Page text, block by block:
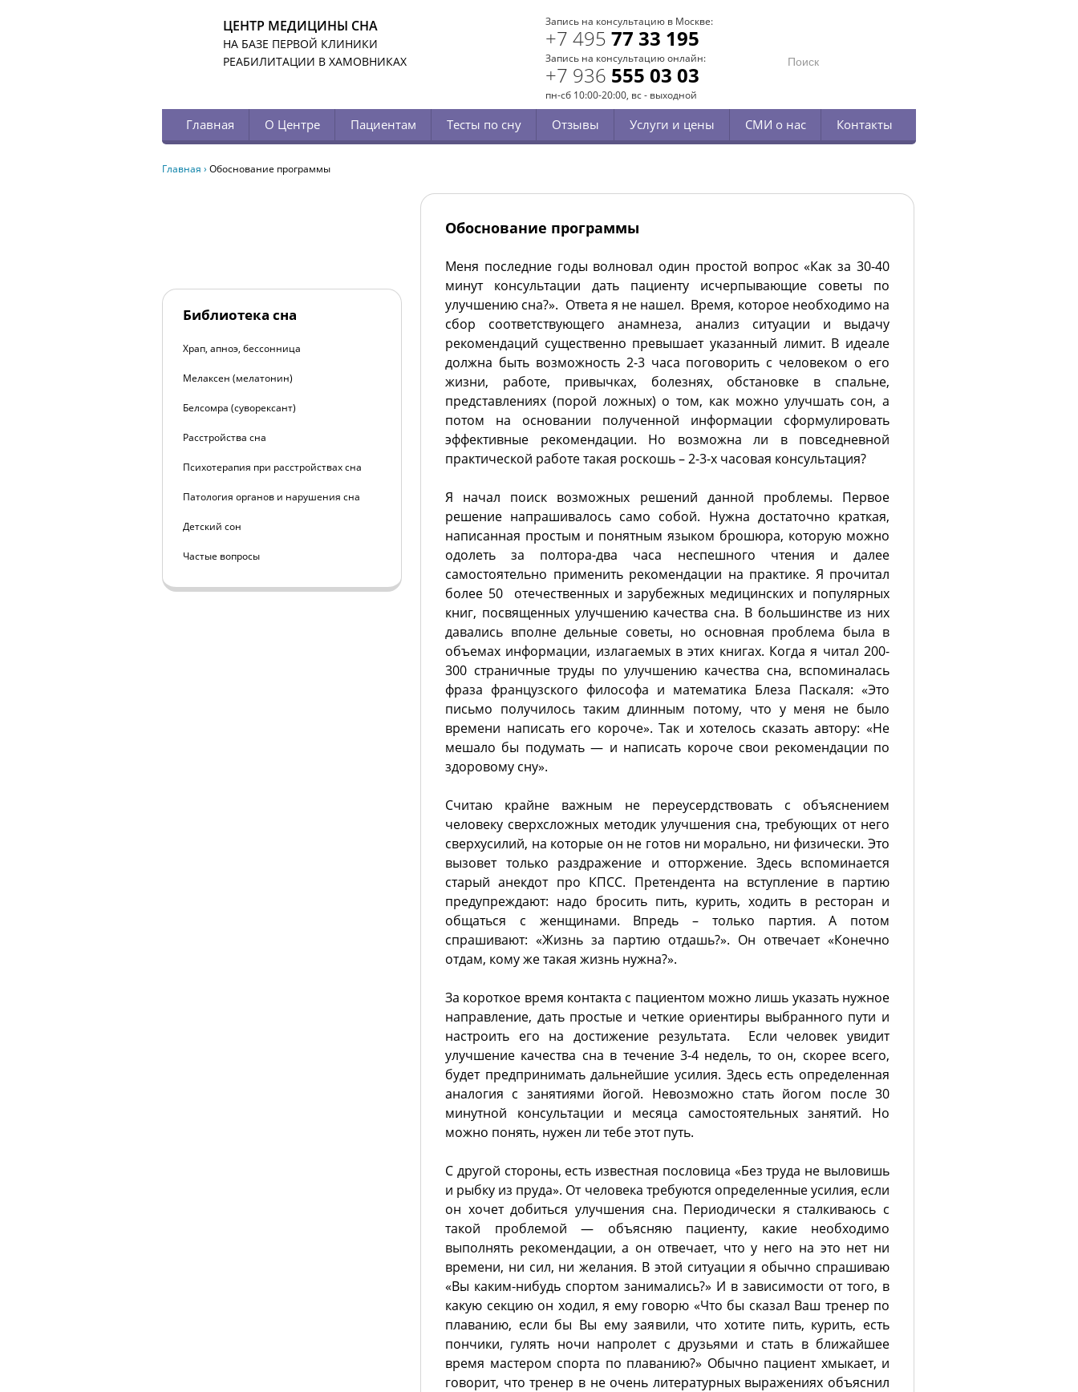
ЦЕНТР МЕДИЦИНЫ СНА
НА БАЗЕ ПЕРВОЙ КЛИНИКИ
РЕАБИЛИТАЦИИ В ХАМОВНИКАХ
Запись на консультацию в Москве:
+7 495 77 33 195
Запись на консультацию онлайн:
+7 936 555 03 03
пн-сб 10:00-20:00, вс - выходной
Главная О Центре Пациентам Тесты по сну Отзывы Услуги и цены СМИ о нас Контакты
Главная › Обоснование программы
Обоснование программы
Меня последние годы волновал один простой вопрос «Как за 30-40
минут консультации дать пациенту исчерпывающие советы по
улучшению сна?». Ответа я не нашел. Время, которое необходимо на
сбор соответствующего анамнеза, анализ ситуации и выдачу
рекомендаций существенно превышает указанный лимит. В идеале
должна быть возможность 2-3 часа поговорить с человеком о его
жизни, работе, привычках, болезнях, обстановке в спальне,
представлениях (порой ложных) о том, как можно улучшать сон, а
потом на основании полученной информации сформулировать
эффективные рекомендации. Но возможна ли в повседневной
практической работе такая роскошь – 2-3-х часовая консультация?
Я начал поиск возможных решений данной проблемы. Первое
решение напрашивалось само собой. Нужна достаточно краткая,
написанная простым и понятным языком брошюра, которую можно
одолеть за полтора-два часа неспешного чтения и далее
самостоятельно применить рекомендации на практике. Я прочитал
более 50 отечественных и зарубежных медицинских и популярных
книг, посвященных улучшению качества сна. В большинстве из них
давались вполне дельные советы, но основная проблема была в
объемах информации, излагаемых в этих книгах. Когда я читал 200-
300 страничные труды по улучшению качества сна, вспоминалась
фраза французского философа и математика Блеза Паскаля: «Это
письмо получилось таким длинным потому, что у меня не было
времени написать его короче». Так и хотелось сказать автору: «Не
мешало бы подумать — и написать короче свои рекомендации по
здоровому сну».
Считаю крайне важным не переусердствовать с объяснением
человеку сверхсложных методик улучшения сна, требующих от него
сверхусилий, на которые он не готов ни морально, ни физически. Это
вызовет только раздражение и отторжение. Здесь вспоминается
старый анекдот про КПСС. Претендента на вступление в партию
предупреждают: надо бросить пить, курить, ходить в ресторан и
общаться с женщинами. Впредь – только партия. А потом
спрашивают: «Жизнь за партию отдашь?». Он отвечает «Конечно
отдам, кому же такая жизнь нужна?».
За короткое время контакта с пациентом можно лишь указать нужное
направление, дать простые и четкие ориентиры выбранного пути и
настроить его на достижение результата. Если человек увидит
улучшение качества сна в течение 3-4 недель, то он, скорее всего,
будет предпринимать дальнейшие усилия. Здесь есть определенная
аналогия с занятиями йогой. Невозможно стать йогом после 30
минутной консультации и месяца самостоятельных занятий. Но
можно понять, нужен ли тебе этот путь.
С другой стороны, есть известная пословица «Без труда не выловишь
и рыбку из пруда». От человека требуются определенные усилия, если
он хочет добиться улучшения сна. Периодически я сталкиваюсь с
такой проблемой — объясняю пациенту, какие необходимо
выполнять рекомендации, а он отвечает, что у него на это нет ни
времени, ни сил, ни желания. В этой ситуации я обычно спрашиваю
«Вы каким-нибудь спортом занимались?» И в зависимости от того, в
какую секцию он ходил, я ему говорю «Что бы сказал Ваш тренер по
плаванию, если бы Вы ему заявили, что хотите пить, курить, есть
пончики, гулять ночи напролет с друзьями и стать в ближайшее
время мастером спорта по плаванию?» Обычно пациент хмыкает, и
говорит, что тренер в не очень литературных выражениях объяснил
Библиотека сна
Храп, апноэ, бессонница
Мелаксен (мелатонин)
Белсомра (суворексант)
Расстройства сна
Психотерапия при расстройствах сна
Патология органов и нарушения сна
Детский сон
Частые вопросы